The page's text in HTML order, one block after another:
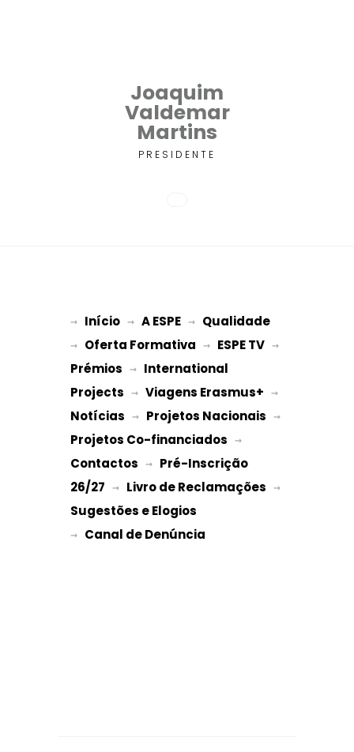
Joaquim
Valdemar
Martins
PRESIDENTE
→ Início → A ESPE → Qualidade
→ Oferta Formativa → ESPE TV
Prémios → International
Projects → Viagens Erasmus+
Notícias → Projetos Nacionais
Projetos Co-financiados
Contactos → Pré-Inscrição
26/27 → Livro de Reclamações
Sugestões e Elogios
→